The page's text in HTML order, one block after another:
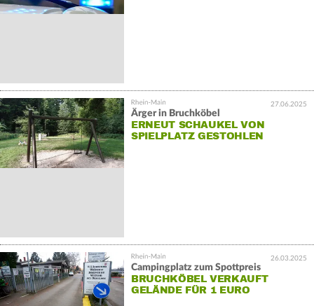
27.06.2025
Ärger in Bruchköbel
ERNEUT SCHAUKEL VON
SPIELPLATZ GESTOHLEN
26.03.2025
Campingplatz zum Spottpreis
BRUCHKÖBEL VERKAUFT
GELÄNDE FÜR 1 EURO